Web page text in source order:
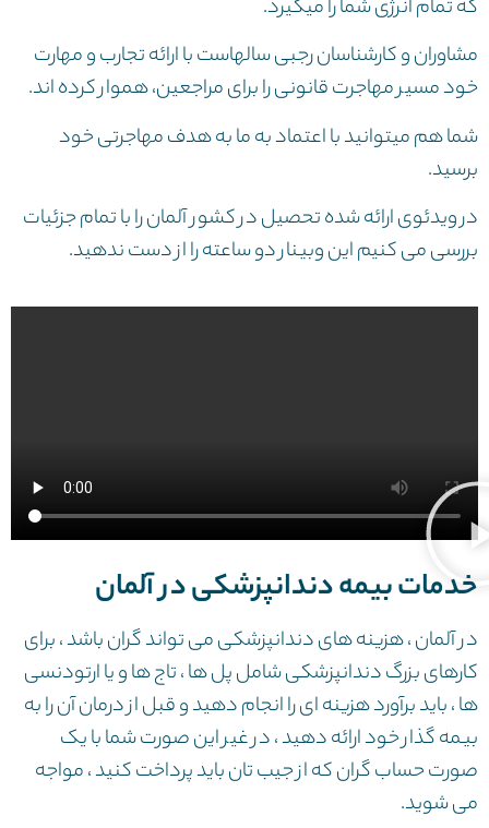
که تمام انرژی شما را میگیرد.
مشاوران و کارشناسان رجبی سالهاست با ارائه تجارب و مهارت
خود مسیر مهاجرت قانونی را برای مراجعین، هموار کرده اند.
شما هم میتوانید با اعتماد به ما به هدف مهاجرتی خود
برسید.
در ویدئوی ارائه شده تحصیل در کشور آلمان را با تمام جزئیات
بررسی می کنیم این وبینار دو ساعته را از دست ندهید.
خدمات بیمه دندانپزشکی در آلمان
در آلمان ، هزینه های دندانپزشکی می تواند گران باشد ، برای
کارهای بزرگ دندانپزشکی شامل پل ها ، تاج ها و یا ارتودنسی
ها ، باید برآورد هزینه ای را انجام دهید و قبل از درمان آن را به
بیمه گذار خود ارائه دهید ، در غیر این صورت شما با یک
صورت حساب گران که از جیب تان باید پرداخت کنید ، مواجه
می شوید.